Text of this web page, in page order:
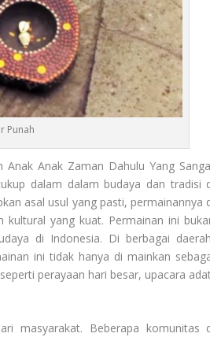
Punah
Anak Zaman Dahulu Yang
dalam dalam budaya dan tradisi
asal usul yang pasti, permainannya
yang kuat. Permainan ini
di Indonesia. Di berbagai
ini tidak hanya di mainkan
perayaan hari besar, upacara
masyarakat. Beberapa komunitas